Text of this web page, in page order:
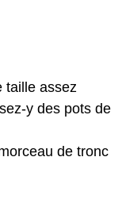
taille assez
y des pots de
de tronc